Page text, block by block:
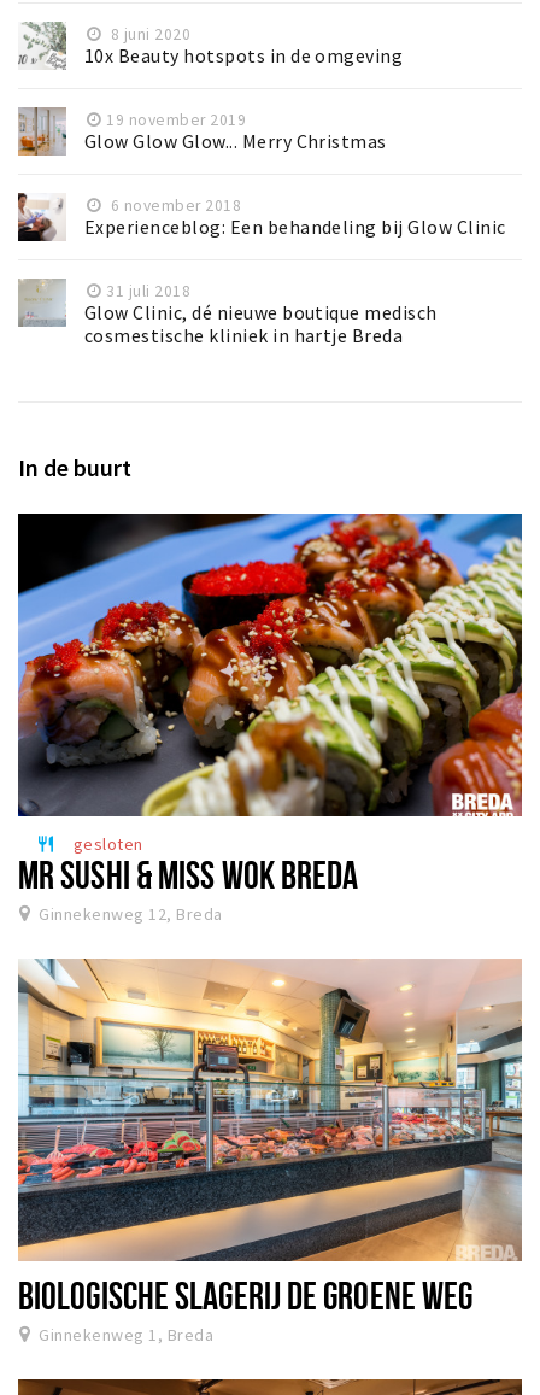
8 juni 2020
10x Beauty hotspots in de omgeving
19 november 2019
Glow Glow Glow... Merry Christmas
6 november 2018
Experienceblog: Een behandeling bij Glow Clinic
31 juli 2018
Glow Clinic, dé nieuwe boutique medisch
cosmestische kliniek in hartje Breda
In de buurt
restaurant gesloten
MR SUSHI & MISS WOK BREDA
Ginnekenweg 12, Breda
BIOLOGISCHE SLAGERIJ DE GROENE WEG
Ginnekenweg 1, Breda